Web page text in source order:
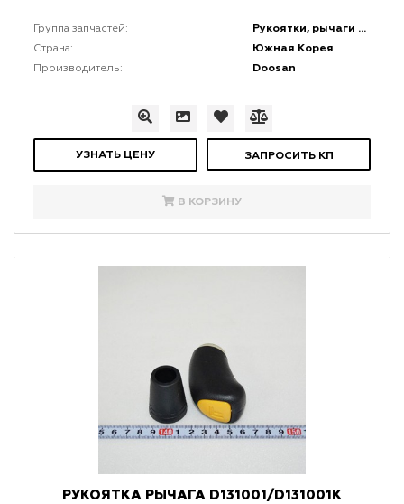
Группа запчастей: Рукоятки, рычаги и набалдашники
Страна: Южная Корея
Производитель: Doosan
УЗНАТЬ ЦЕНУ ЗАПРОСИТЬ КП
В КОРЗИНУ
РУКОЯТКА РЫЧАГА D131001/D131001K